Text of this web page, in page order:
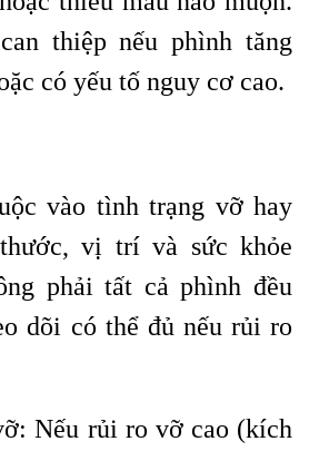
thiệp nếu phình tăng
có yếu tố nguy cơ cao.
vào tình trạng vỡ hay
vị trí và sức khỏe
phải tất cả phình đều
dõi có thể đủ nếu rủi ro
Nếu rủi ro vỡ cao (kích